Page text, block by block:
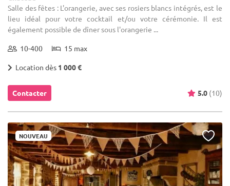
Salle des fêtes : L'orangerie, avec ses rosiers blancs intégrés, est le
lieu idéal pour votre cocktail et/ou votre cérémonie. Il est
également possible de dîner sous l'orangerie ...
10-400 15 max
Location dès 1 000 €
Contacter 5.0 (10)
NOUVEAU